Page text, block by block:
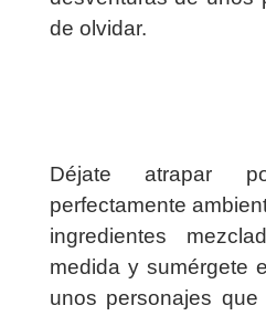
de olvidar.
Déjate atrapar
perfectamente
ingredientes
medida y sumérgete
unos personajes